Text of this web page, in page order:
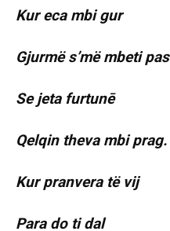
Kur eca mbi gur
Gjurmë s’më mbeti pas
Se jeta furtunē
Qelqin theva mbi prag.
Kur pranvera të vij
Para do ti dal